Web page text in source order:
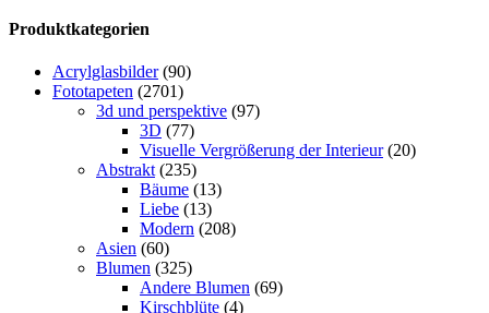
Produktkategorien
Acrylglasbilder (90)
Fototapeten (2701)
3d und perspektive (97)
3D (77)
Visuelle Vergrößerung der Interieur (20)
Abstrakt (235)
Bäume (13)
Liebe (13)
Modern (208)
Asien (60)
Blumen (325)
Andere Blumen (69)
Kirschblüte (4)